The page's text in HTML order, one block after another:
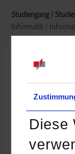
Diese
Informatik /
Scriba AG
Wertstrasse 8
73240 Wendlingen
Uwe Schreiber